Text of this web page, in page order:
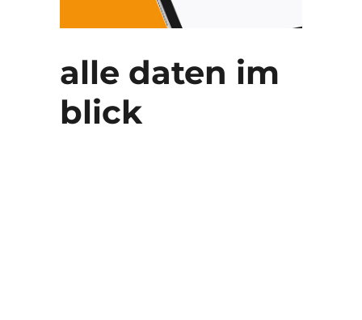
alle daten im
blick